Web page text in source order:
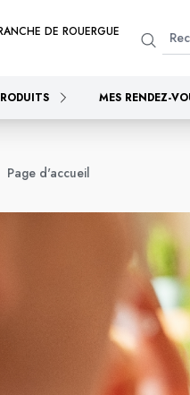
DE ROUERGUE
MES RENDEZ-
Page d'accueil